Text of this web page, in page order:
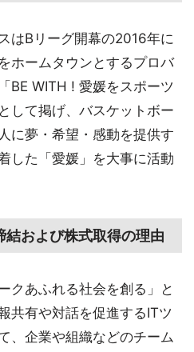
はBリーグ開幕の2016年に
ホームタウンとするプロバ
BE WITH ! 愛媛をスポーツ
して掲げ、バスケットボー
に夢・希望・感動を提供す
した「愛媛」を大事に活動
結および株式取得の理由
クあふれる社会を創る」と
共有や対話を促進するITツ
、企業や組織などのチーム